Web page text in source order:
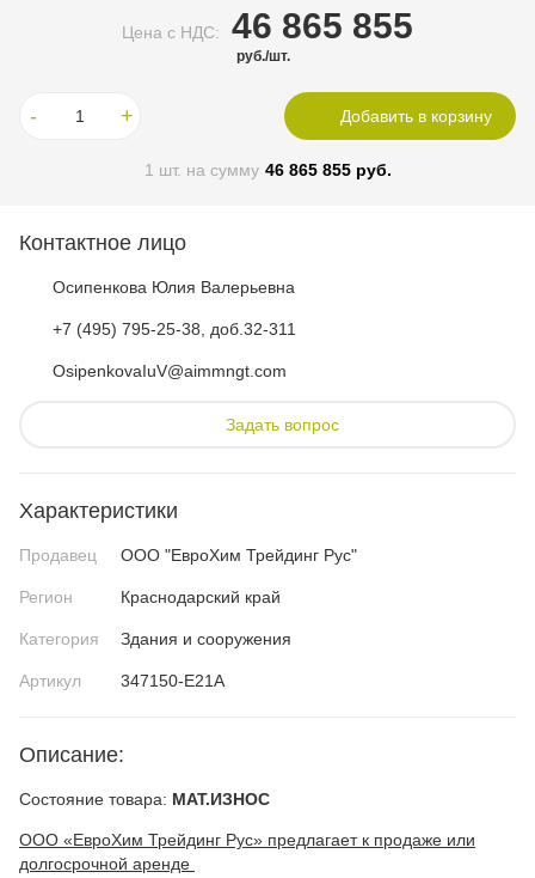
Контактное лицо
Осипенкова Юлия Валерьевна
+7 (495) 795-25-38, доб.32-311
OsipenkovaIuV@aimmngt.com
Задать вопрос
Характеристики
Продавец ООО "ЕвроХим Трейдинг Рус"
Регион Краснодарский край
Категория Здания и сооружения
Артикул 347150-E21A
Цена c НДС: 46 865 855
руб./шт.
- + Добавить в корзину
1 шт. на сумму 46 865 855 руб.
Описание:
Состояние товара: МАТ.ИЗНОС
ООО «ЕвроХим Трейдинг Рус» предлагает к продаже или
долгосрочной аренде